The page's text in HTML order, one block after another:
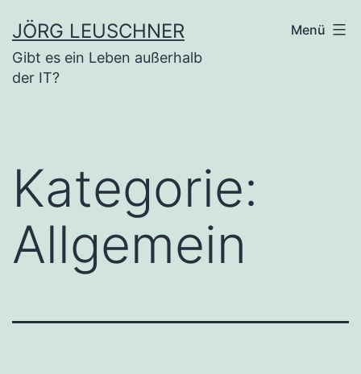
Inhalt
springen
JÖRG LEUSCHNER
Gibt es ein Leben außerhalb
der IT?
Menü
Kategorie:
Allgemein